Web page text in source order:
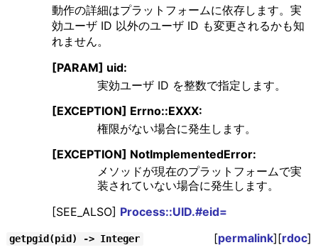
動作の詳細はプラットフォームに依存します。実
効ユーザ ID 以外のユーザ ID も変更されるかも知
れません。
[PARAM] uid:
実効ユーザ ID を整数で指定します。
[EXCEPTION] Errno::EXXX:
権限がない場合に発生します。
[EXCEPTION] NotImplementedError:
メソッドが現在のプラットフォームで実
装されていない場合に発生します。
[SEE_ALSO] Process::UID.#eid=
getpgid(pid) -> Integer [permalink][rdoc]